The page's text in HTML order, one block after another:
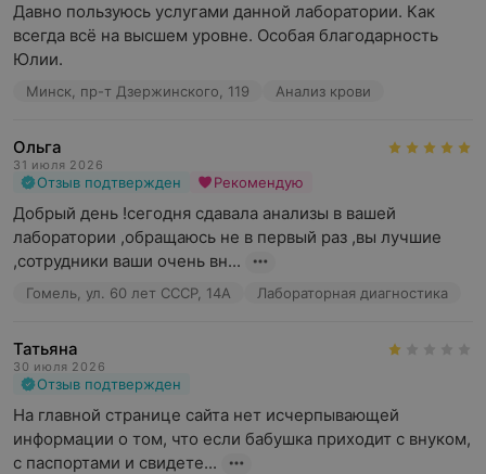
Давно пользуюсь услугами данной лаборатории. Как
всегда всё на высшем уровне. Особая благодарность
Юлии.
Минск, пр-т Дзержинского, 119 Анализ крови
Ольга
31 июля 2026
Отзыв подтвержден Рекомендую
Добрый день !сегодня сдавала анализы в вашей
лаборатории ,обращаюсь не в первый раз ,вы лучшие
,сотрудники ваши очень вн...
Гомель, ул. 60 лет СССР, 14А Лабораторная диагностика
Татьяна
30 июля 2026
Отзыв подтвержден
На главной странице сайта нет исчерпывающей
информации о том, что если бабушка приходит с внуком,
с паспортами и свидете...